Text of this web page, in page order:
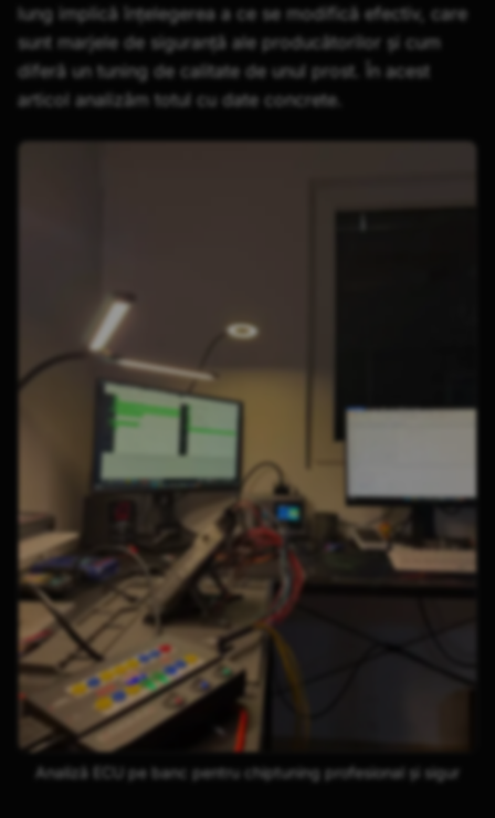
lung implică înțelegerea a ce se modifică efectiv, care
sunt marjele de siguranță ale producătorilor și cum
diferă un tuning de calitate de unul prost. În acest
articol analizăm totul cu date concrete.
Analiză ECU pe banc pentru chiptuning profesional și sigur